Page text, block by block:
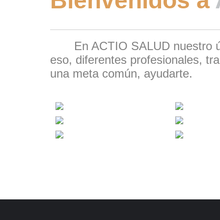
En ACTIO SALUD nuestro
eso, diferentes profesionales,
una meta común, ayudarte.